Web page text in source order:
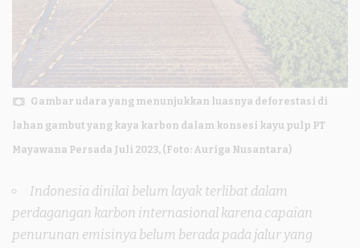
Gambar udara yang menunjukkan luasnya deforestasi di
lahan gambut yang kaya karbon dalam konsesi kayu pulp PT
Mayawana Persada Juli 2023, (Foto: Auriga Nusantara)
Indonesia dinilai belum layak terlibat dalam
perdagangan karbon internasional karena capaian
penurunan emisinya belum berada pada jalur yang